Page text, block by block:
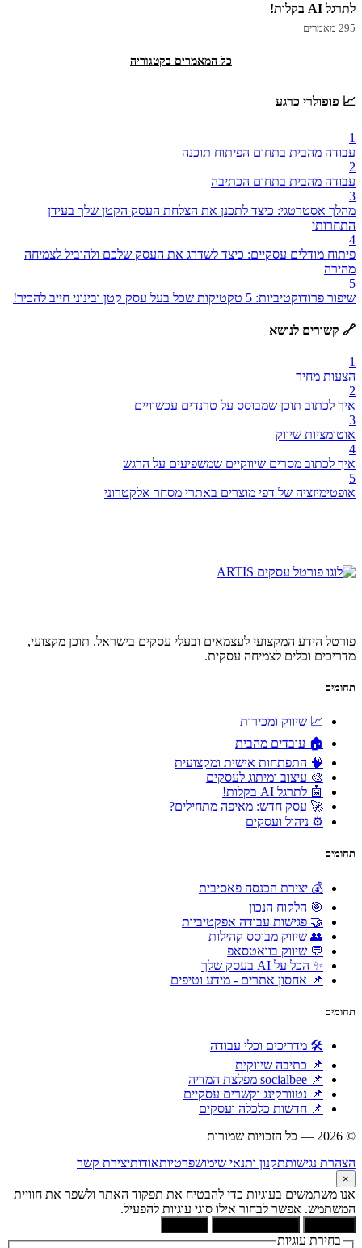
לתרגל AI בקלות!
295 מאמרים
כל המאמרים בקטגוריה
📈 פופולרי כרגע
1
עבודה מהבית בתחום הפיתוח תוכנה
2
עבודה מהבית בתחום הכתיבה
3
מהלך אסטרטגי: כיצד לתכנן את הצלחת העסק הקטן שלך בעידן
התחרותי
4
פיתוח מודלים עסקיים: כיצד לשדרג את העסק שלכם ולהוביל לצמיחה
מהירה
5
שיפור פרודוקטיביות: 5 טקטיקות שכל בעל עסק קטן ובינוני חייב להכיר!
🔗 קשורים לנושא
1
הצעות מחיר
2
איך לכתוב תוכן שמבוסס על טרנדים עכשוויים
3
אוטומציות שיווק
4
איך לכתוב מסרים שיווקיים שמשפיעים על הרגש
5
אופטימיזציה של דפי מוצרים באתרי מסחר אלקטרוני
פורטל הידע המקצועי לעצמאים ובעלי עסקים בישראל. תוכן מקצועי,
מדריכים וכלים לצמיחה עסקית.
תחומים
📈 שיווק ומכירות
🏠 עובדים מהבית
🧠 התפתחות אישית ומקצועית
🎨 עיצוב ומיתוג לעסקים
🤖 לתרגל AI בקלות!
🚀 עסק חדש: מאיפה מתחילים?
⚙️ ניהול ועסקים
תחומים
💰 יצירת הכנסה פאסיבית
🎯 הלקוח הנכון
🤝 פגישות עבודה אפקטיביות
👥 שיווק מבוסס קהילות
💬 שיווק בוואטסאפ
✨ הכל על AI בעסק שלך
📌 אחסון אתרים - מידע וטיפים
תחומים
🛠 מדריכים וכלי עבודה
📌 כתיבה שיווקית
📌 socialbee מפלצת המדיה
📌 נטוורקינג וקשרים עסקיים
📌 חדשות כלכלה ועסקים
© 2026 — כל הזכויות שמורות
הצהרת נגישותתקנון ותנאי שימושפרטיותאודותיצירת קשר
×
אנו משתמשים בעוגיות כדי להבטיח את תפקוד האתר ולשפר את חוויית
המשתמש. אפשר לבחור אילו סוגי עוגיות להפעיל.
בחירת עוגיות